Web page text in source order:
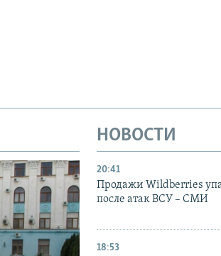
НОВОСТИ
20:41
Продажи Wildberries
после атак ВСУ – СМИ
18:53